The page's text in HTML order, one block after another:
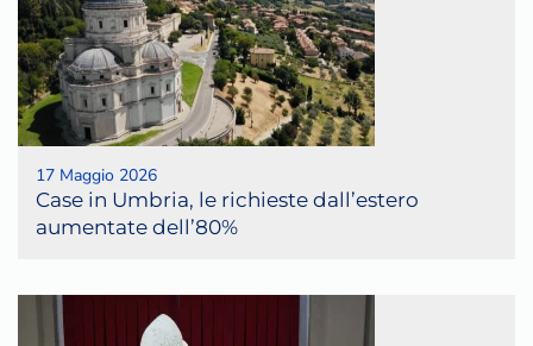
17 Maggio 2026
Case in Umbria, le richieste dall’estero
aumentate dell’80%